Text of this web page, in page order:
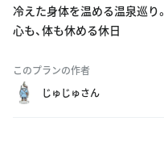
冷えた身体を温める温泉巡り。
心も、体も休める休日
このプランの作者
じゅじゅさん